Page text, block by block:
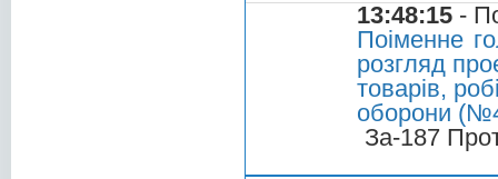
13:48:15 -
Поіменне
розгляд
товарів,
оборони
За-187